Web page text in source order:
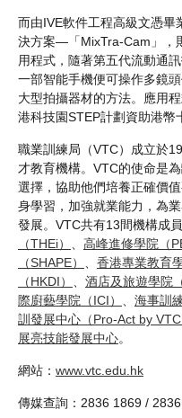
而由IVE軟件工程高級文憑畢
決方案—「MixTra-Cam」，
用程式，隨著第五代流動通
一部智能手機便可操作多鏡
大型拍攝器材的方法。應用
港科技園STEP計劃資助港幣
職業訓練局（VTC）成立於
才教育機構。VTC的使命是
選擇，協助他們培養正確價
身學習，加強就業能力，為
發展。VTC共有13間機構成
（THEi）
高峰進修學院（
（SHAPE）
香港專業教育
（HKDI）
酒店及旅遊學院
際廚藝學院（ICI）
海事訓
訓發展中心（Pro-Act by VTC
展亮技能發展中心。
網站： www.vtc.edu.hk
傳媒查詢：2836 1869 /